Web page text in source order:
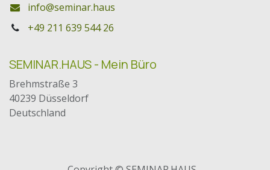
info@seminar.haus
+49 211 639 544 26
SEMINAR.HAUS - Mein Büro
Brehmstraße 3
40239 Düsseldorf
Deutschland